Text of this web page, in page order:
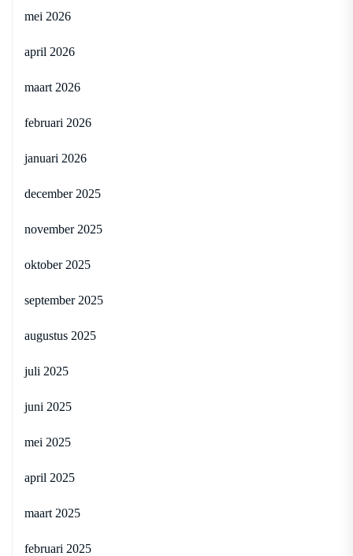
mei 2026
april 2026
maart 2026
februari 2026
januari 2026
december 2025
november 2025
oktober 2025
september 2025
augustus 2025
juli 2025
juni 2025
mei 2025
april 2025
maart 2025
februari 2025